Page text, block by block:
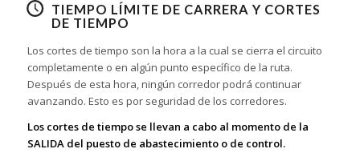
TIEMPO LÍMITE DE CARRERA Y CORTES
DE TIEMPO
Los cortes de tiempo son la hora a la cual se cierra el circuito
completamente o en algún punto específico de la ruta.
Después de esta hora, ningún corredor podrá continuar
avanzando. Esto es por seguridad de los corredores.
Los cortes de tiempo se llevan a cabo al momento de la
SALIDA del puesto de abastecimiento o de control.